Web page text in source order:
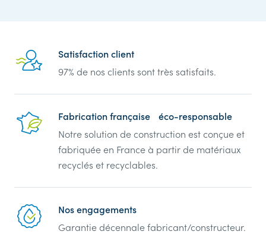
Reassurance
Satisfaction client
97% de nos clients sont très satisfaits.
Fabrication française éco-responsable
Notre solution de construction est conçue et
fabriquée en France à partir de matériaux
recyclés et recyclables.
Nos engagements
Garantie décennale fabricant/constructeur.